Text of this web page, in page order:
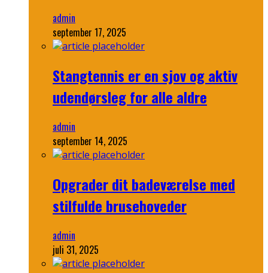
admin
september 17, 2025
Stangtennis er en sjov og aktiv
udendørsleg for alle aldre
admin
september 14, 2025
Opgrader dit badeværelse med
stilfulde brusehoveder
admin
juli 31, 2025